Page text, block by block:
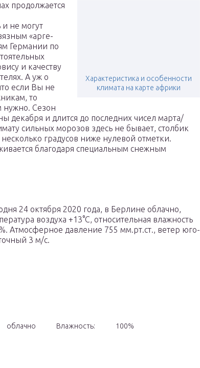
Характеристика и особенности
климата на карте африки
продолжается
не могут
«apre-
Германии по
и качеству
А уж о
если Вы не
то
нужно. Сезон
декабря и длится до последних чисел марта/
сильных морозов здесь не бывает, столбик
градусов ниже нулевой отметки.
благодаря специальным снежным
24 октября 2020 года, в Берлине облачно,
воздуха +13°C, относительная влажность
Атмосферное давление 755 мм.рт.ст., ветер юго-
3 м/с.
облачно Влажность: 100%